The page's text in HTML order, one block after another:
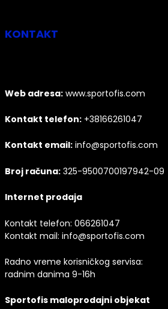
KONTAKT
Web adresa: www.sportofis.com
Kontakt telefon: +38166261047
Kontakt email: info@sportofis.com
Broj računa: 325-9500700197942-09
Internet prodaja
Kontakt telefon: 066261047
Kontakt mail: info@sportofis.com
Radno vreme korisničkog servisa:
radnim danima 9-16h
Sportofis maloprodajni objekat